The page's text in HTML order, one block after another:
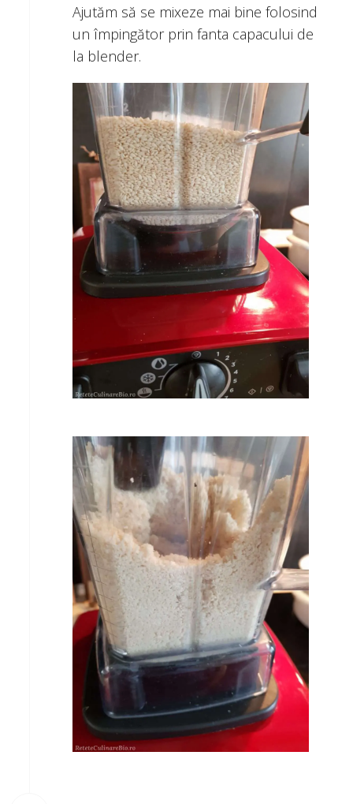
Ajutăm să se mixeze mai bine folosind
un împingător prin fanta capacului de
la blender.